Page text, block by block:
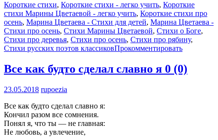
Короткие стихи, Короткие стихи - легко учить, Короткие
стихи Марины Цветаевой - легко учить, Короткие стихи про
осень, Марина Цветаева - Стихи для детей, Марина Цветаева -
Стихи про осень, Стихи Марины Цветаевой, Стихи о Боге,
Стихи про деревья, Стихи про осень, Стихи про рябину,
Стихи русских поэтов классиковПрокомментировать
Все как будто сделал славно я 0 (0)
23.05.2018 rupoezia
Все как будто сделал славно я:
Кончил разом все сомнения.
Понял я, что ты — не главная:
Не любовь, а увлечение,